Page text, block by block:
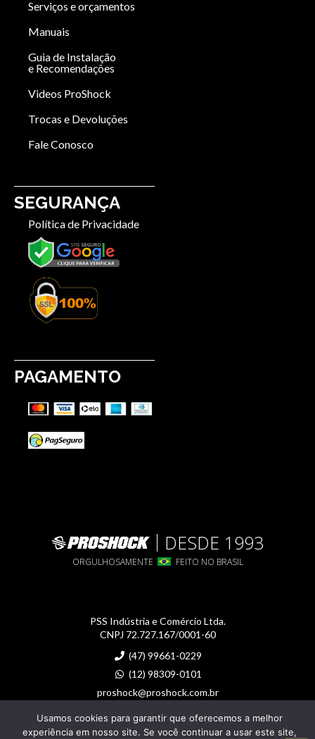
Serviços e orçamentos
Manuais
Guia de Instalação
e Recomendações
Videos ProShock
Trocas e Devoluções
Fale Conosco
SEGURANÇA
Política de Privacidade
PAGAMENTO
DESDE 1993
ORGULHOSAMENTE FEITO NO BRASIL
PSS Indústria e Comércio Ltda.
CNPJ 72.727.167/0001-60
(47) 99661-0229
(12) 98309-0101
proshock@proshock.com.br
Imagens meramente ilustrativas
Usamos cookies para garantir que oferecemos a melhor
experiência em nosso site. Se você continuar a usar este site,